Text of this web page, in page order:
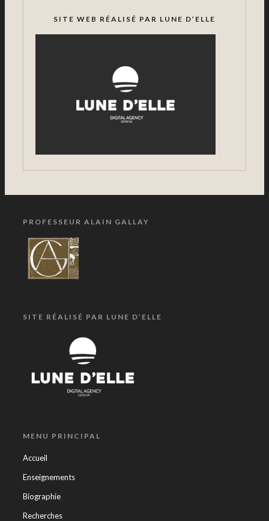
SITE WEB RÉALISÉ PAR LUNE D’ELLE
PROFESSEUR ALAIN GALLAY
SITE RÉALISÉ PAR LUNE D’ELLE
MENU PRINCIPAL
Accueil
Enseignements
Biographie
Recherches